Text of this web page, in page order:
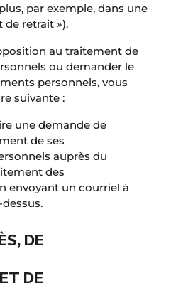
par exemple, dans une
de retrait »).
au traitement de
ou demander le
personnels, vous
suivante :
une demande de
de ses
auprès du
des
envoyant un courriel à
dessus.
DE
DE